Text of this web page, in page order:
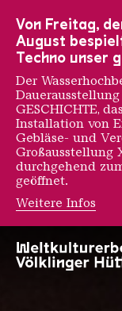
Von Freitag,
August
Techno unser
Der
GESCHICHTE,
Installation von
Gebläse- und
Großausstellung
durchgehend
geöffnet.
Weitere Infos